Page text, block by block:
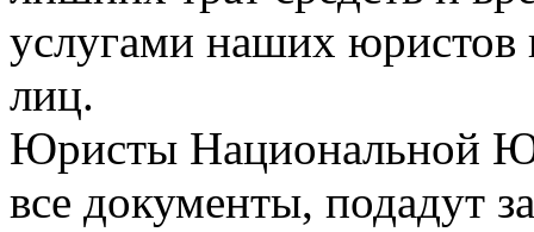
услугами наших юристов
лиц.
Юристы Национальной
все документы, подадут